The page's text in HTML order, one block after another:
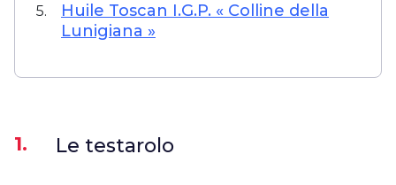
5.
Huile Toscan I.G.P. « Colline della
Lunigiana »
1. Le testarolo